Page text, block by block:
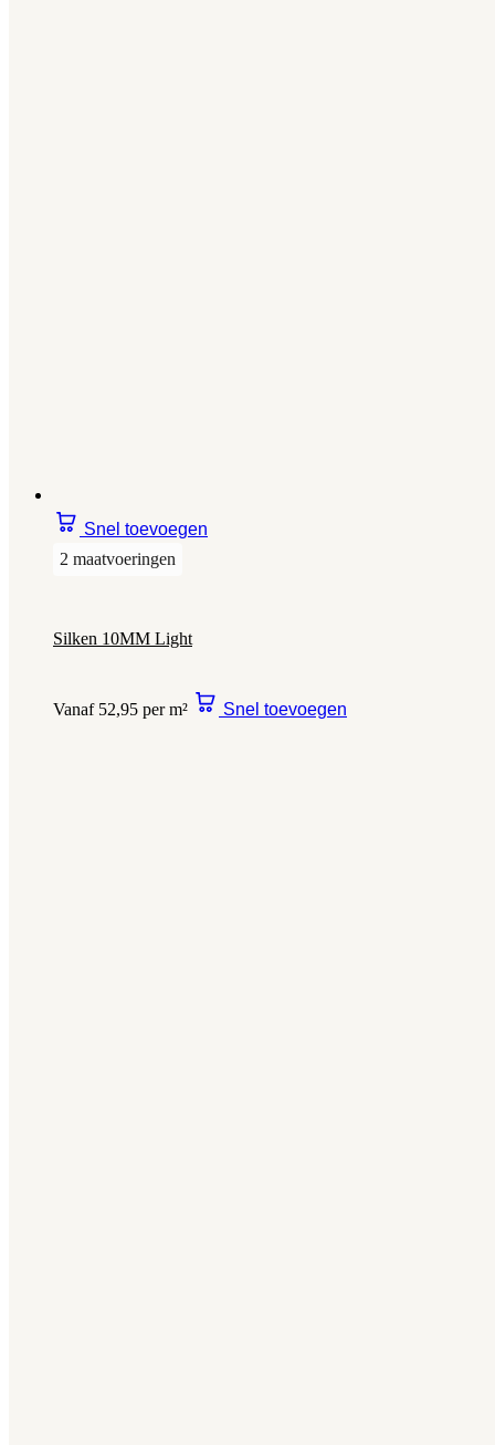
Snel toevoegen
2 maatvoeringen
Silken 10MM Light
Vanaf 52,95 per m² Snel toevoegen